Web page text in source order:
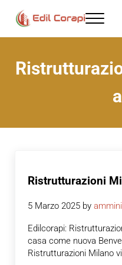
Ristrutturazioni
Menu
Ristrutturazioni
5 Marzo 2025 by
Edilcorapi:
casa come nuova
Ristrutturazioni Milano